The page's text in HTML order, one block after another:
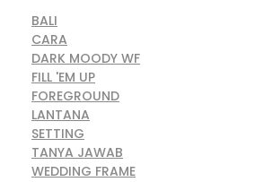
BALI
CARA
DARK MOODY WF
FILL 'EM UP
FOREGROUND
LANTANA
SETTING
TANYA JAWAB
WEDDING FRAME